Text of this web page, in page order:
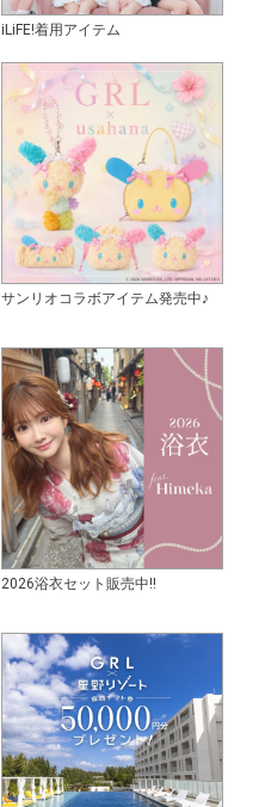
iLiFE!着用アイテム
サンリオコラボアイテム発売中♪
2026浴衣セット販売中!!